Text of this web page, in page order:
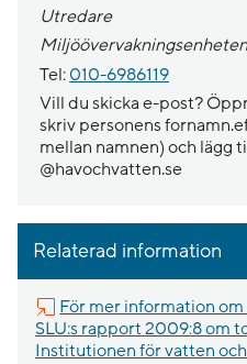
Utredare
Miljöövervakningsenheten
Tel: 010-6986119
Vill du skicka e-post?
skriv personens
mellan namnen) och lägg
@havochvatten.se
Relaterad information
För mer information
SLU:s rapport 2009:8 om
Institutionen för vatten